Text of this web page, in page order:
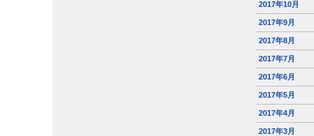
2017年10月
2017年9月
2017年8月
2017年7月
2017年6月
2017年5月
2017年4月
2017年3月